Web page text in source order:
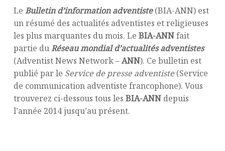
Le Bulletin d’information adventiste(BIA-ANN) est
un résumé des actualités adventistes et religieuses
les plus marquantes du mois. Le BIA-ANNfait
partie duRéseau mondial d’actualités adventistes
(Adventist News Network –ANN). Ce bulletin est
publié par le Service de presse adventiste(Service
de communication adventiste francophone). Vous
trouverez ci-dessous tous les BIA-ANNdepuis
l’année 2014 jusqu’au présent.